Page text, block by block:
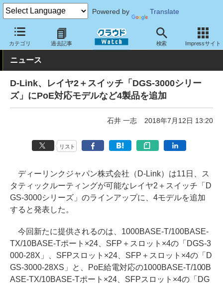
Powered by Translate
カテゴリ 過去記事 検索 Impressサイト
クラウド Watch ネットワーク スイッチ
ニュース
D-Link、レイヤ2＋スイッチ「DGS-3000シリー
ズ」にPoE対応モデルなど4製品を追加
石井 一志 2018年7月12日 13:20
リスト
ディーリンクジャパン株式会社（D-Link）は11日、ス
タティックルーティングが可能なレイヤ2＋スイッチ「D
GS-3000シリーズ」のラインアップに、4モデルを追加
すると発表した。
今回新たに提供されるのは、1000BASE-T/100BASE-
TX/10BASE-Tポート×24、SFP＋スロット×4の「DGS-3
000-28X」、SFPスロット×24、SFP＋スロット×4の「D
GS-3000-28XS」と、PoE給電対応の1000BASE-T/100B
ASE-TX/10BASE-Tポート×24、SFPスロット×4の「DG